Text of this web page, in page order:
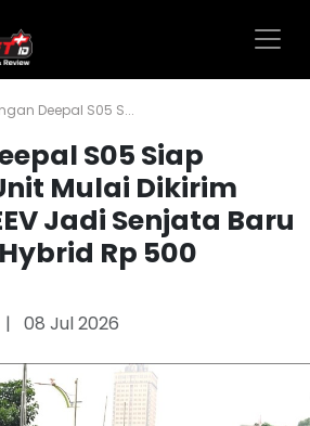
Deepal S05 S...
S05 Siap
Mulai Dikirim
Jadi Senjata Baru
Rp 500
| 08 Jul 2026